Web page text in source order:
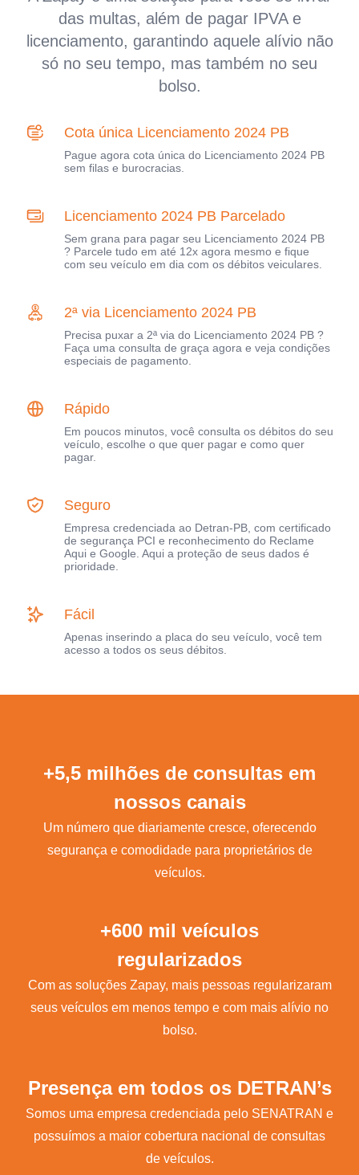
das multas, além de pagar IPVA e
licenciamento, garantindo aquele alívio não
só no seu tempo, mas também no seu
bolso.
Cota única Licenciamento 2024 PB
Pague agora cota única do Licenciamento 2024 PB
sem filas e burocracias.
Licenciamento 2024 PB Parcelado
Sem grana para pagar seu Licenciamento 2024 PB
? Parcele tudo em até 12x agora mesmo e fique
com seu veículo em dia com os débitos veiculares.
2ª via Licenciamento 2024 PB
Precisa puxar a 2ª via do Licenciamento 2024 PB ?
Faça uma consulta de graça agora e veja condições
especiais de pagamento.
Rápido
Em poucos minutos, você consulta os débitos do seu
veículo, escolhe o que quer pagar e como quer
pagar.
Seguro
Empresa credenciada ao Detran-PB, com certificado
de segurança PCI e reconhecimento do Reclame
Aqui e Google. Aqui a proteção de seus dados é
prioridade.
Fácil
Apenas inserindo a placa do seu veículo, você tem
acesso a todos os seus débitos.
+5,5 milhões de consultas em
nossos canais
Um número que diariamente cresce, oferecendo
segurança e comodidade para proprietários de
veículos.
+600 mil veículos
regularizados
Com as soluções Zapay, mais pessoas regularizaram
seus veículos em menos tempo e com mais alívio no
bolso.
Presença em todos os DETRAN’s
Somos uma empresa credenciada pelo SENATRAN e
possuímos a maior cobertura nacional de consultas
de veículos.